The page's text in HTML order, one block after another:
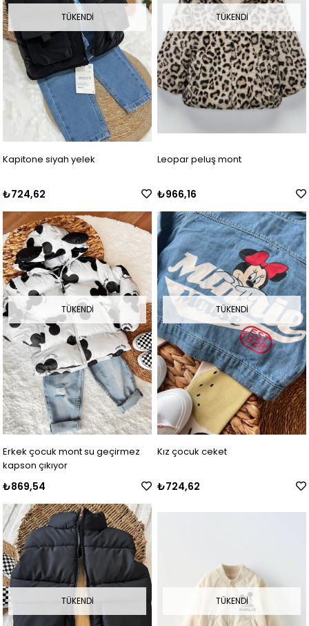
TÜKENDI
Kapitone siyah yelek
₺724,62
TÜKENDI
Leopar peluş mont
₺966,16
TÜKENDI
Erkek çocuk mont su geçirmez
kapson çıkıyor
₺869,54
TÜKENDI
Kız çocuk ceket
₺724,62
TÜKENDI TÜKENDI